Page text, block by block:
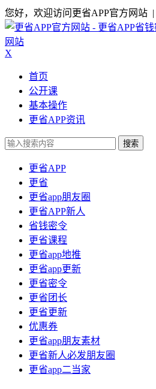
您好，欢迎访问更省APP官方网站 |
网站
X
首页
公开课
基本操作
更省APP资讯
搜索
更省APP
更省
更省app朋友圈
更省APP新人
省钱密令
更省课程
更省app地推
更省app更新
更省密令
更省团长
更省更新
优惠券
更省app朋友素材
更省新人必发朋友圈
更省app二当家